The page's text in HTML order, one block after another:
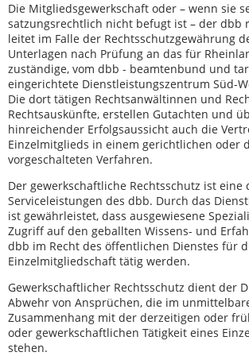
Die Mitgliedsgewerkschaft oder – wenn sie
satzungsrechtlich nicht befugt ist – der dbb
leitet im Falle der Rechtsschutzgewährung
Unterlagen nach Prüfung an das für
zuständige, vom dbb - beamtenbund und
eingerichtete Dienstleistungszentrum Süd-
Die dort tätigen Rechtsanwältinnen und
Rechtsauskünfte, erstellen Gutachten und
hinreichender Erfolgsaussicht auch die
Einzelmitglieds in einem gerichtlichen oder
vorgeschalteten Verfahren.
Der gewerkschaftliche Rechtsschutz ist eine
Serviceleistungen des dbb. Durch das
ist gewährleistet, dass ausgewiesene
Zugriff auf den geballten Wissens- und
dbb im Recht des öffentlichen Dienstes für
Einzelmitgliedschaft tätig werden.
Gewerkschaftlicher Rechtsschutz dient der
Abwehr von Ansprüchen, die im
Zusammenhang mit der derzeitigen oder
oder gewerkschaftlichen Tätigkeit eines
stehen.